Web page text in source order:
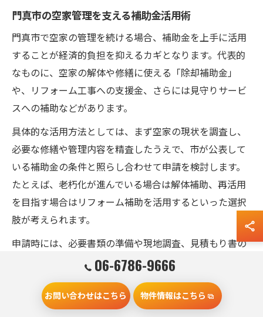
門真市の空家管理を支える補助金活用術
門真市で空家の管理を続ける場合、補助金を上手に活用
することが経済的負担を抑えるカギとなります。代表的
なものに、空家の解体や修繕に使える「除却補助金」
や、リフォーム工事への支援金、さらには見守りサービ
スへの補助などがあります。
具体的な活用方法としては、まず空家の現状を調査し、
必要な修繕や管理内容を精査したうえで、市が公表して
いる補助金の条件と照らし合わせて申請を検討します。
たとえば、老朽化が進んでいる場合は解体補助、再活用
を目指す場合はリフォーム補助を活用するといった選択
肢が考えられます。
申請時には、必要書類の準備や現地調査、見積もり書の
提出など、段階的な手続きが求められるため、早めの準
用することで、将来的な資産価値の低下や周囲への迷惑
リスクを抑えることができます。
06-6786-9666
お問い合わせはこちら 物件情報はこちら